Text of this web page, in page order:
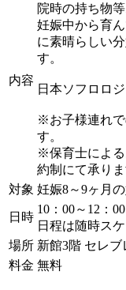
内容
院時の持ち物
妊娠中から育
に素晴らしい
す。
日本ソフロロ
※お子様連れで
す。
※保育士によ
約制にて承り
対象 妊娠8～9ヶ月
日時
10：00～12：
日程は随時ス
場所 新館3階 セレ
料金 無料